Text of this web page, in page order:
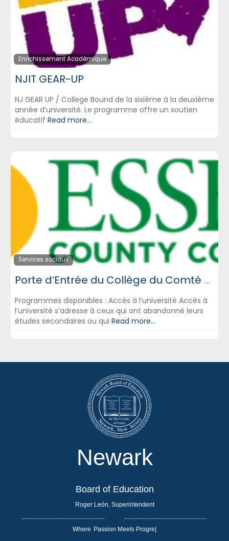
Enrichissement Académique
NJIT GEAR-UP
NJ GEAR UP / College Bound de la sixième à la deuxième
année d’université. Le programme offre un soutien
éducatif Read more...
Services sociaux
Porte d’Entrée du Collège du Comté d’Essex
Programmes disponibles : Accès à l’université Accès à
l’université s’adresse à ceux qui ont abandonné leurs
études secondaires ou qui Read more...
Newark
Board of Education
Roger León, Superintendent
Where